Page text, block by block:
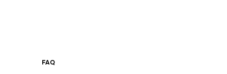
FAQ